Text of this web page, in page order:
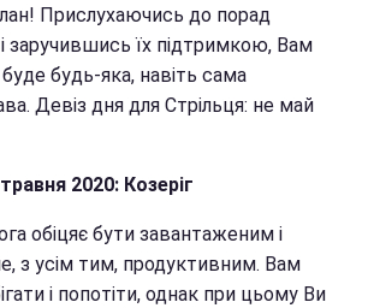
Прислухаючись до порад
заручившись їх підтримкою, Вам
будь-яка, навіть сама
Девіз дня для Стрільця: не май
2020: Козеріг
обіцяє бути завантаженим і
з усім тим, продуктивним. Вам
і попотіти, однак при цьому Ви